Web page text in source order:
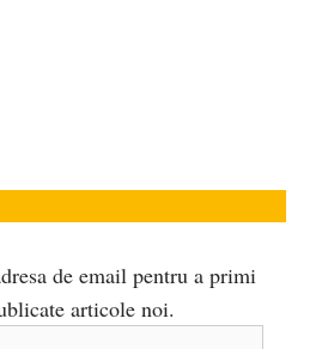
de email pentru a primi
articole noi.